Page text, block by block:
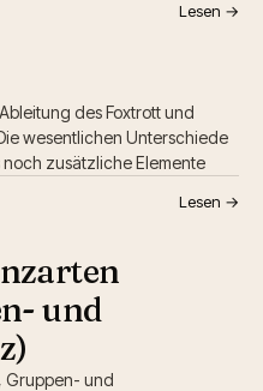
Lesen →
des Foxtrott und
wesentlichen Unterschiede
zusätzliche Elemente
Lesen →
und
Gruppen- und